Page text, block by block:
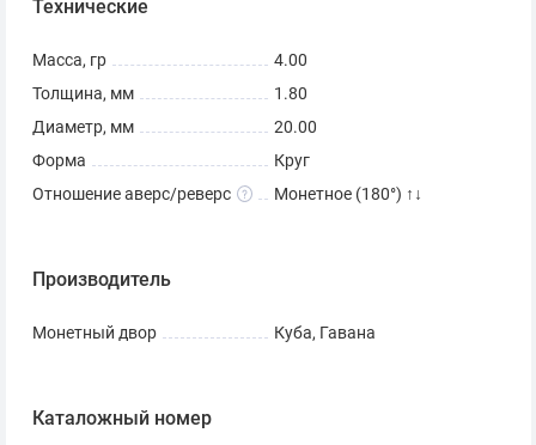
Технические
Масса, гр
4.00
Толщина, мм
1.80
Диаметр, мм
20.00
Форма
Круг
Отношение аверс/реверс
Монетное (180°) ↑↓
Производитель
Монетный двор Куба, Гавана
Каталожный номер